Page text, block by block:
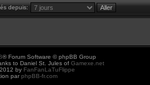
depuis:
® Forum Software © phpBB Group
to Daniel St. Jules of Gamexe.net
by FanFanLaTuFlippe
par phpBB-fr.com